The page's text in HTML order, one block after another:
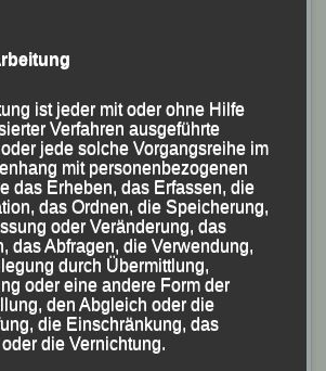
holte sichSusanne Schreindl
den Sieg vor Isabel Appelt (LG
Eva Schultz steigerte erneu
Bestzeit auf jetzt 17:40,84
sich sensationell die
ist jeder mit oder ohne Hilfe
Verfahren ausgeführte
jede solche Vorgangsreihe im
mit personenbezogenen
das Erheben, das Erfassen, die
das Ordnen, die Speicherung,
oder Veränderung, das
das Abfragen, die Verwendung,
durch Übermittlung,
oder eine andere Form der
den Abgleich oder die
die Einschränkung, das
die Vernichtung.